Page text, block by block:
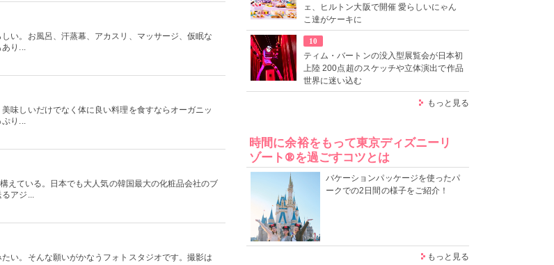
い。お風呂、汗蒸幕、アカスリ、マッサージ、仮眠な
あり...
味しいだけでなく体に良い料理を食すならオーガニッ
ぷり...
えている。日本でも大人気の韓国最大の化粧品会社のブ
アジ...
い。そんな願いがかなうフォトスタジオです。撮影は
ェ、ヒルトン大阪で開催 愛らしいにゃん
こ達がケーキに
10
ティム・バートンの没入型展覧会が日本初
上陸 200点超のスケッチや立体演出で作品
世界に迷い込む
もっと見る
時間に余裕をもって東京ディズニーリ
ゾート®を過ごすコツとは
バケーションパッケージを使ったパ
ークでの2日間の様子をご紹介！
もっと見る